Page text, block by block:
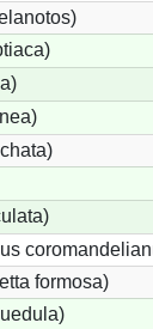
formosa)